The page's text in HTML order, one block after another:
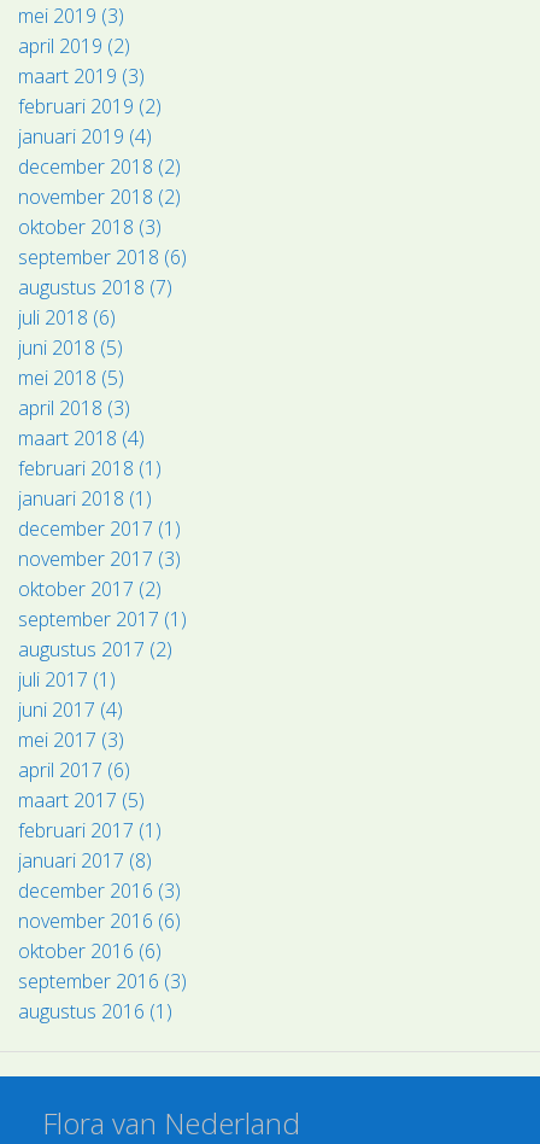
mei 2019 (3)
april 2019 (2)
maart 2019 (3)
februari 2019 (2)
januari 2019 (4)
december 2018 (2)
november 2018 (2)
oktober 2018 (3)
september 2018 (6)
augustus 2018 (7)
juli 2018 (6)
juni 2018 (5)
mei 2018 (5)
april 2018 (3)
maart 2018 (4)
februari 2018 (1)
januari 2018 (1)
december 2017 (1)
november 2017 (3)
oktober 2017 (2)
september 2017 (1)
augustus 2017 (2)
juli 2017 (1)
juni 2017 (4)
mei 2017 (3)
april 2017 (6)
maart 2017 (5)
februari 2017 (1)
januari 2017 (8)
december 2016 (3)
november 2016 (6)
oktober 2016 (6)
september 2016 (3)
augustus 2016 (1)
Flora van Nederland